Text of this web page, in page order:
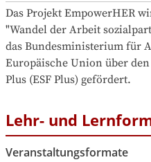
Das Projekt EmpowerHER
"Wandel der Arbeit
das Bundesministerium für
Europäische Union über
Plus (ESF Plus) gefördert.
Lehr- und
Veranstaltungsformate